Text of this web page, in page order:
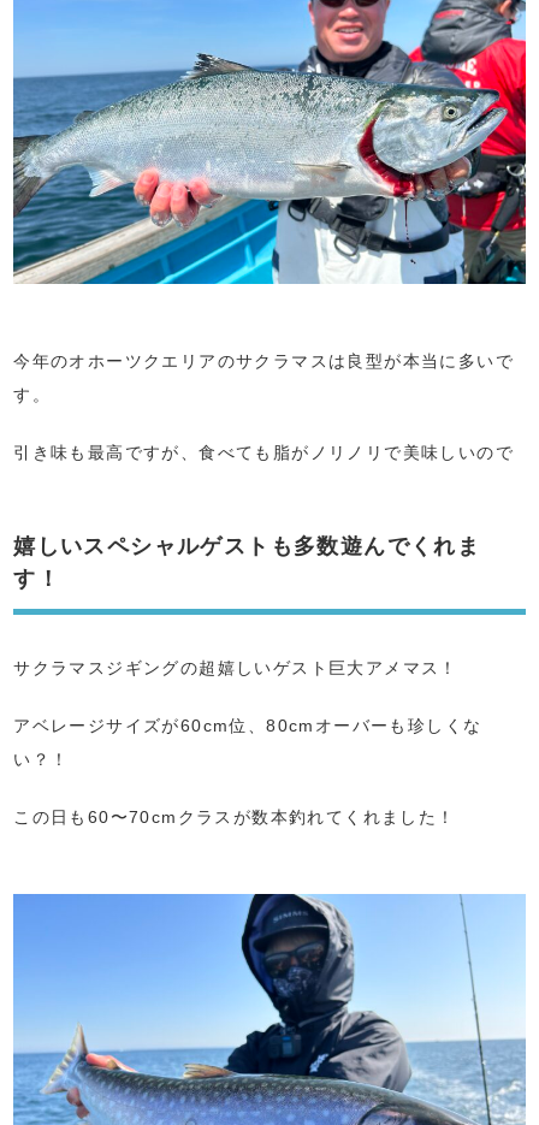
今年のオホーツクエリアのサクラマスは良型が本当に多いで
す。
引き味も最高ですが、食べても脂がノリノリで美味しいので
嬉しいスペシャルゲストも多数遊んでくれま
す！
サクラマスジギングの超嬉しいゲスト巨大アメマス！
アベレージサイズが60cm位、80cmオーバーも珍しくな
い？！
この日も60〜70cmクラスが数本釣れてくれました！